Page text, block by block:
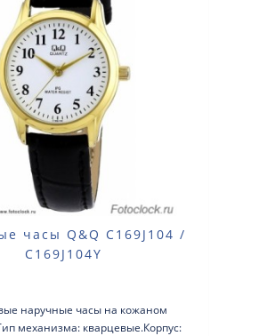
часы Q&Q C169J104 /
C169J104Y
наручные часы на кожаном
механизма: кварцевые.Корпус: